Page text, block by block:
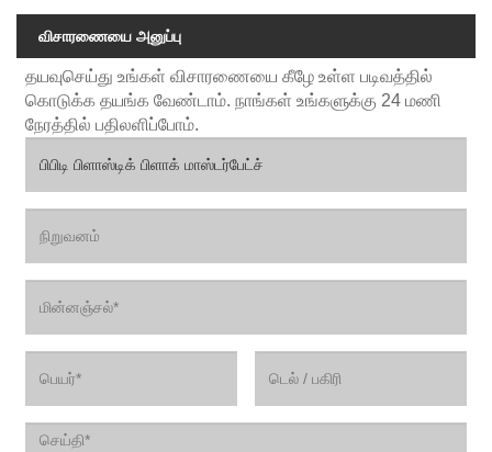
விசாரணையை அனுப்பு
தயவுசெய்து உங்கள் விசாரணையை கீழே உள்ள படிவத்தில்
கொடுக்க தயங்க வேண்டாம். நாங்கள் உங்களுக்கு 24 மணி
நேரத்தில் பதிலளிப்போம்.